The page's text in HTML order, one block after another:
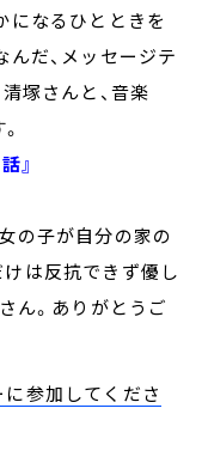
になるひとときを
だ、メッセージテ
塚さんと、音楽
』
の子が自分の家の
は反抗できず優し
ん。ありがとうご
参加してくださ